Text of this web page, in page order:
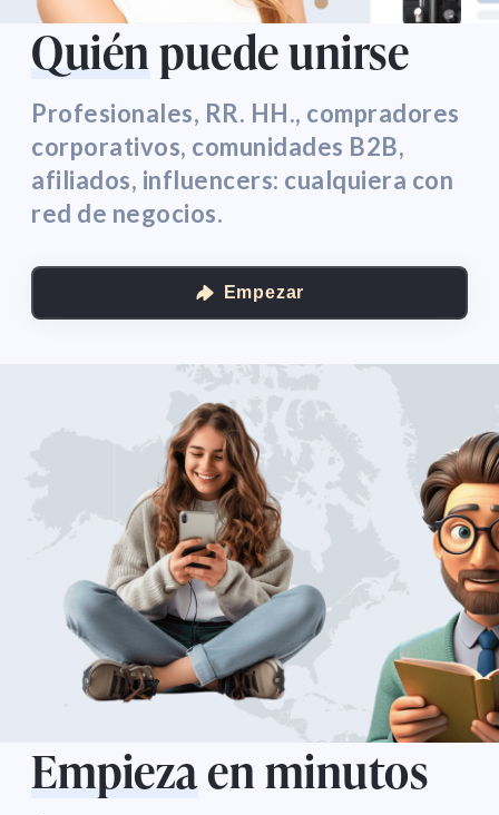
Quiénpuede unirse
Profesionales, RR. HH., compradores
corporativos, comunidades B2B,
afiliados, influencers: cualquiera con
red de negocios.
Empezar
Empiezaen minutos